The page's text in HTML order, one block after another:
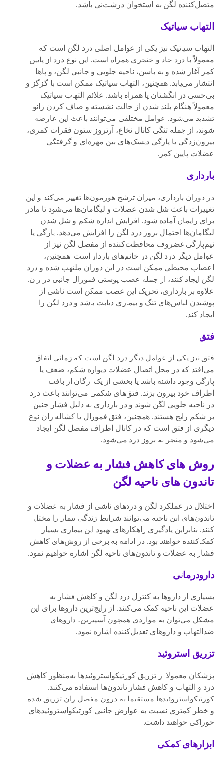
متصل‌کننده لگن به استخوان درشت‌نی باشد.
التهاب سیاتیک
التهاب سیاتیک نیز یکی از عوامل اصلی درد لگن است که
معمولاً با درد حاد و خنجری همراه است. این نوع درد از پایین
کمر آغاز شده و به باسن، ناحیه جلویی و جانبی لگن، و پاها
انتشار می‌یابد. همچنین، التهاب سیاتیک ممکن است با گزگز و
بی‌حسی در انگشتان پا همراه باشد. علائم التهاب سیاتیک
معمولاً هنگام بلند شدن از حالت نشسته و صاف کردن زانو
تشدید می‌شود. عوامل مختلفی می‌توانند باعث این عارضه
شوند، از جمله تنگی کانال نخاع، آرتروز ستون فقرات کمری،
بیرون‌زدگی یا پارگی دیسک‌های بین مهره‌ای و گرفتگی
عضلات پایین کمر.
بارداری
در دوران بارداری، میزان ترشح هورمون‌ها تغییر می‌کند و این
تغییرات باعث شل شدن عضلات و لیگامان‌ها می‌شود تا مادر
برای زایمان آماده شود. افزایش اندازه شکم و شل شدن
لیگامان‌ها احتمال بروز درد لگن را افزایش می‌دهد. پارگی یا
نیم‌پارگی غضروف محافظت‌کننده از مفصل لگن نیز از
عوامل دیگر درد لگن در خانم‌های باردار است. همچنین،
اعصاب محیطی ممکن است در این دوران ملتهب شده و درد
لگن ایجاد کنند، از جمله عصب پوستی فمورال جانبی در ران.
علاوه بر بارداری، تحریک این عصب ممکن است ناشی از
پوشیدن لباس‌های تنگ و بیماری دیابت باشد و درد لگن را
ایجاد کند.
فتق
فتق نیز یکی از عوامل دیگر درد لگن است که زمانی اتفاق
می‌افتد که در محل اتصال عضلات دیواره شکم، ضعف یا
پارگی وجود داشته باشد یا بخشی از یک ارگان از بافت
اطراف خود بیرون بزند. فتق‌های شکمی می‌توانند باعث درد
در ناحیه جلویی لگن شوند و در بارداری به دلیل فشار جنین
بر شکم رایج هستند. همچنین، فتق فمورال یا کشاله ران نوع
دیگری از فتق است که در کانال اطراف مفصل لگن ایجاد
می‌شود و منجر به بروز درد می‌شود.
روش های کاهش فشار به عضلات و
تاندون های ناحیه لگن
اختلال در عملکرد لگن و دردهای ناشی از فشار به عضلات و
تاندون‌های این ناحیه می‌توانند شرایط زندگی بیمار را مختل
کنند. بنابراین یادگیری راهکارهای بهبود این بیماری بسیار
کمک‌کننده خواهند بود. در ادامه به برخی از روش‌های کاهش
فشار به عضلات و تاندون‌های ناحیه لگن اشاره خواهیم نمود.
دارودرمانی
بسیاری از داروها به کنترل درد لگن و کاهش فشار به
عضلات این ناحیه کمک می‌کنند. از رایج‌ترین داروها برای این
مشکل می‌توان به مواردی همچون آسپیرین، داروهای
ضدالتهاب و داروهای تعدیل‌کننده اشاره نمود.
تزریق استروئید
پزشکان معمولا از تزریق کورتیکواستروئیدها به‌منظور کاهش
درد و التهاب و کاهش فشار تاندون‌ها استفاده می‌کنند.
کورتیکواستروئیدها مستقیما به درون مفصل ران تزریق شده
و خطر کمتری نسبت‌ به عوارض جانبی کورتیکواستروئیدهای
خوراکی خواهند داشت.
ابزارهای کمکی